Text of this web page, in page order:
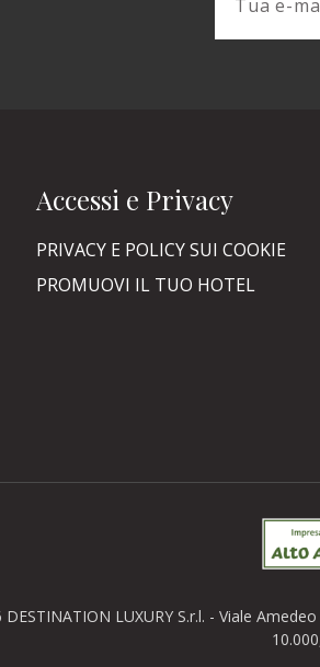
Accessi e Privacy
PRIVACY E POLICY SUI COOKIE
PROMUOVI IL TUO HOTEL
LUXURY S.r.l. - Viale